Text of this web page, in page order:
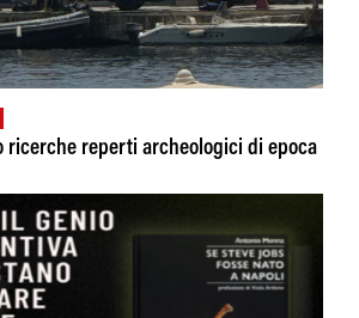
ricerche reperti archeologici di epoca